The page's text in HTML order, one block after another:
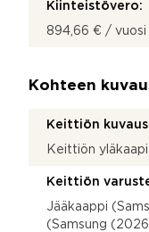
Kiinteistövero:
894,66 € / vuosi
Kohteen
Keittiön
Keittiön
Keittiön
Jääkaappi
(Samsung